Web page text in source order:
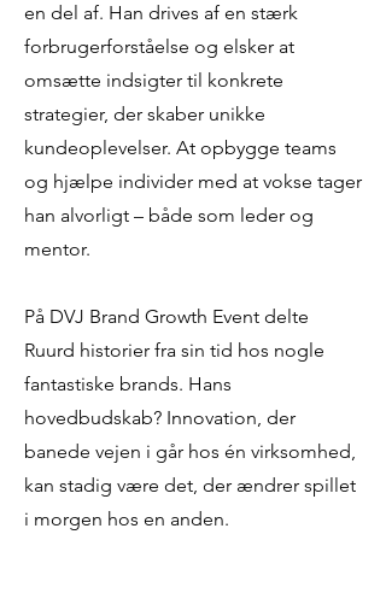
en del af. Han drives af en stærk
forbrugerforståelse og elsker at
omsætte indsigter til konkrete
strategier, der skaber unikke
kundeoplevelser. At opbygge teams
og hjælpe individer med at vokse tager
han alvorligt – både som leder og
mentor.
På DVJ Brand Growth Event delte
Ruurd historier fra sin tid hos nogle
fantastiske brands. Hans
hovedbudskab? Innovation, der
banede vejen i går hos én virksomhed,
kan stadig være det, der ændrer spillet
i morgen hos en anden.